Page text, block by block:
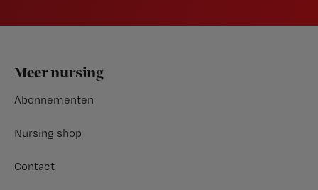
Footer
Meer nursing
Abonnementen
Nursing shop
Contact